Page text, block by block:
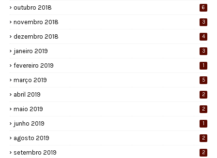
outubro 2018 6
novembro 2018 3
dezembro 2018 4
janeiro 2019 3
fevereiro 2019 1
março 2019 5
abril 2019 2
maio 2019 2
junho 2019 1
agosto 2019 2
setembro 2019 2